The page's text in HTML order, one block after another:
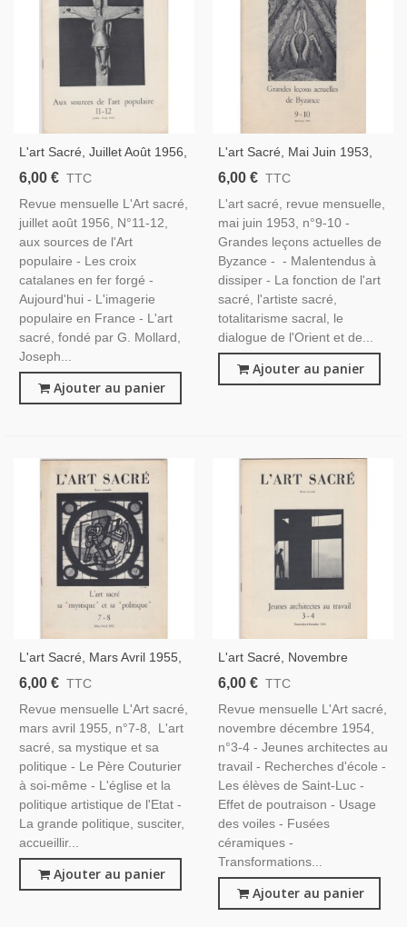
L'art Sacré, Juillet Août 1956,
Aux Sources De L'Art
Espagne
6,00 € TTC
Revue mensuelle L'Art sacré,
juillet août 1956, N°11-12,
aux sources de l'Art
populaire - Les croix
catalanes en fer forgé -
Aujourd'hui - L'imagerie
populaire en France - L'art
sacré, fondé par G. Mollard,
Joseph...
Ajouter au panier
L'art Sacré, Mai Juin 1953,
Grandes Leçons Actuelles De
6,00 € TTC
L'art sacré, revue mensuelle,
mai juin 1953, n°9-10 -
Grandes leçons actuelles de
Byzance - - Malentendus à
dissiper - La fonction de l'art
sacré, l'artiste sacré,
totalitarisme sacral, le
dialogue de l'Orient et de...
Ajouter au panier
L'art Sacré, Mars Avril 1955,
L'art Sacré, Sa Mystique Et
6,00 € TTC
Revue mensuelle L'Art sacré,
mars avril 1955, n°7-8, L'art
sacré, sa mystique et sa
politique - Le Père Couturier
à soi-même - L'église et la
politique artistique de l'Etat -
La grande politique, susciter,
accueillir...
Ajouter au panier
L'art Sacré, Novembre
Décembre 1954, Jeunes
6,00 € TTC
Revue mensuelle L'Art sacré,
novembre décembre 1954,
n°3-4 - Jeunes architectes au
travail - Recherches d'école -
Les élèves de Saint-Luc -
Effet de poutraison - Usage
des voiles - Fusées
céramiques -
Transformations...
Ajouter au panier